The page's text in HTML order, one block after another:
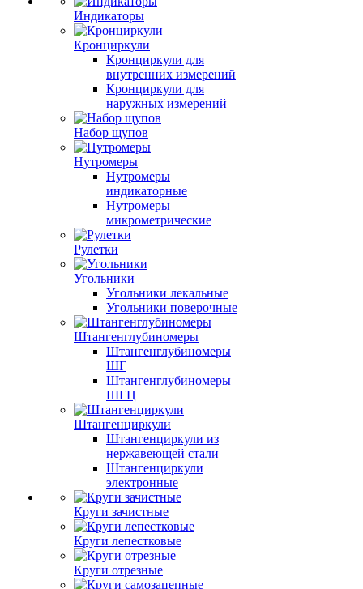
Индикаторы
Кронциркули
Кронциркули для
внутренних измерений
Кронциркули для
наружных измерений
Набор щупов
Нутромеры
Нутромеры
индикаторные
Нутромеры
микрометрические
Рулетки
Угольники
Угольники лекальные
Угольники поверочные
Штангенглубиномеры
Штангенглубиномеры
ШГ
Штангенглубиномеры
ШГЦ
Штангенциркули
Штангенциркули из
нержавеющей стали
Штангенциркули
электронные
Круги зачистные
Круги лепестковые
Круги отрезные